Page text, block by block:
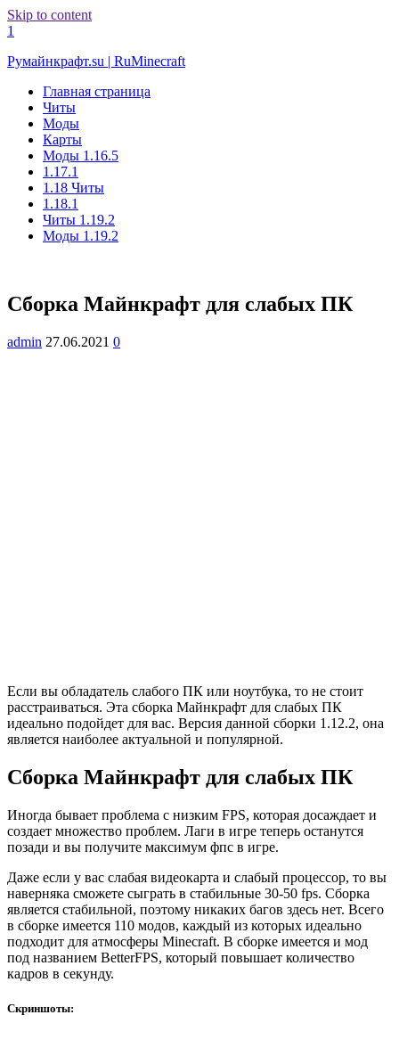
Skip to content
1
Румайнкрафт.su | RuMinecraft
Главная страница
Читы
Моды
Карты
Моды 1.16.5
1.17.1
1.18 Читы
1.18.1
Читы 1.19.2
Моды 1.19.2
Сборка Майнкрафт для слабых ПК
admin 27.06.2021 0
Если вы обладатель слабого ПК или ноутбука, то не стоит
расстраиваться. Эта сборка Майнкрафт для слабых ПК
идеально подойдет для вас. Версия данной сборки 1.12.2, она
является наиболее актуальной и популярной.
Сборка Майнкрафт для слабых ПК
Иногда бывает проблема с низким FPS, которая досаждает и
создает множество проблем. Лаги в игре теперь останутся
позади и вы получите максимум фпс в игре.
Даже если у вас слабая видеокарта и слабый процессор, то вы
наверняка сможете сыграть в стабильные 30-50 fps. Сборка
является стабильной, поэтому никаких багов здесь нет. Всего
в сборке имеется 110 модов, каждый из которых идеально
подходит для атмосферы Minecraft. В сборке имеется и мод
под названием BetterFPS, который повышает количество
кадров в секунду.
Скриншоты: